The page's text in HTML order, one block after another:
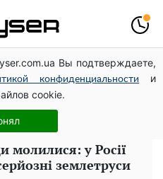
Вы подтверждаете,
конфиденциальности
и
cookie.
блиснула "принадами":
якого повернеться Крим:
поділилася пророкуванням
молилися: у Росії
землетруси